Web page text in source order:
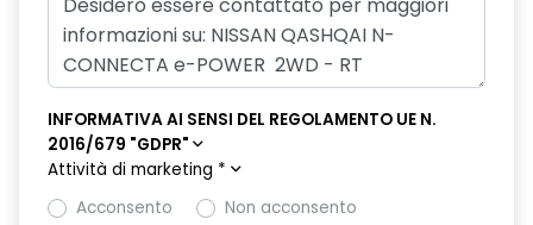
INFORMATIVA AI SENSI DEL REGOLAMENTO UE N.
2016/679 "GDPR"
Attività di marketing *
Acconsento
Non acconsento